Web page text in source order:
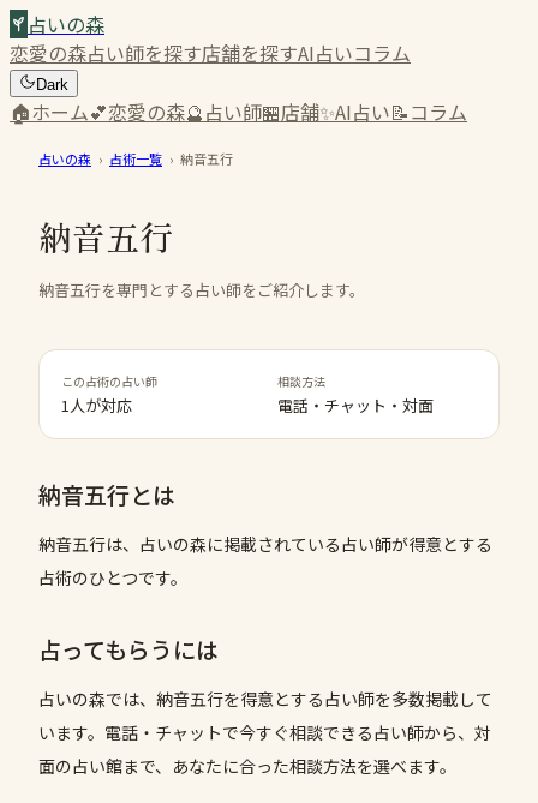
占いの森
恋愛の森占い師を探す店舗を探すAI占いコラム
Dark
🏠ホーム💕恋愛の森🔮占い師🏪店舗✨AI占い📝コラム
占いの森 › 占術一覧 › 納音五行
納音五行
納音五行を専門とする占い師をご紹介します。
この占術の占い師
1人が対応
相談方法
電話・チャット・対面
納音五行とは
納音五行は、占いの森に掲載されている占い師が得意とする
占術のひとつです。
占ってもらうには
占いの森では、 納音五行を得意とする占い師を多数掲載して
います。電話・チャットで今すぐ相談できる占い師から、対
面の占い館まで、あなたに合った相談方法を選べます。